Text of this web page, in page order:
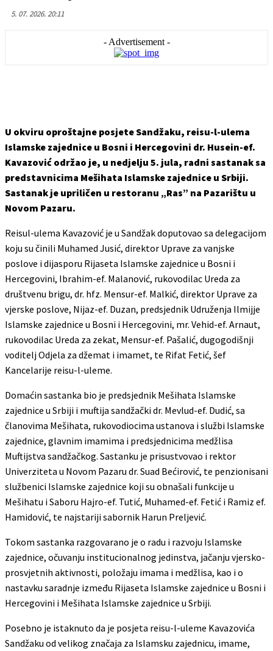
5. 07. 2026. 20:11
- Advertisement -
U okviru oproštajne posjete Sandžaku, reisu-l-ulema
Islamske zajednice u Bosni i Hercegovini dr. Husein-ef.
Kavazović održao je, u nedjelju 5. jula, radni sastanak sa
predstavnicima Mešihata Islamske zajednice u Srbiji.
Sastanak je upriličen u restoranu „Ras” na Pazarištu u
Novom Pazaru.
Reisul-ulema Kavazović je u Sandžak doputovao sa delegacijom
koju su činili Muhamed Jusić, direktor Uprave za vanjske
poslove i dijasporu Rijaseta Islamske zajednice u Bosni i
Hercegovini, Ibrahim-ef. Malanović, rukovodilac Ureda za
društvenu brigu, dr. hfz. Mensur-ef. Malkić, direktor Uprave za
vjerske poslove, Nijaz-ef. Duzan, predsjednik Udruženja Ilmijje
Islamske zajednice u Bosni i Hercegovini, mr. Vehid-ef. Arnaut,
rukovodilac Ureda za zekat, Mensur-ef. Pašalić, dugogodišnji
voditelj Odjela za džemat i imamet, te Rifat Fetić, šef
Kancelarije reisu-l-uleme.
Domaćin sastanka bio je predsjednik Mešihata Islamske
zajednice u Srbiji i muftija sandžački dr. Mevlud-ef. Dudić, sa
članovima Mešihata, rukovodiocima ustanova i službi Islamske
zajednice, glavnim imamima i predsjednicima medžlisa
Muftijstva sandžačkog. Sastanku je prisustvovao i rektor
Univerziteta u Novom Pazaru dr. Suad Bećirović, te penzionisani
službenici Islamske zajednice koji su obnašali funkcije u
Mešihatu i Saboru Hajro-ef. Tutić, Muhamed-ef. Fetić i Ramiz ef.
Hamidović, te najstariji sabornik Harun Preljević.
Tokom sastanka razgovarano je o radu i razvoju Islamske
zajednice, očuvanju institucionalnog jedinstva, jačanju vjersko-
prosvjetnih aktivnosti, položaju imama i medžlisa, kao i o
nastavku saradnje između Rijaseta Islamske zajednice u Bosni i
Hercegovini i Mešihata Islamske zajednice u Srbiji.
Posebno je istaknuto da je posjeta reisu-l-uleme Kavazovića
Sandžaku od velikog značaja za Islamsku zajednicu, imame,